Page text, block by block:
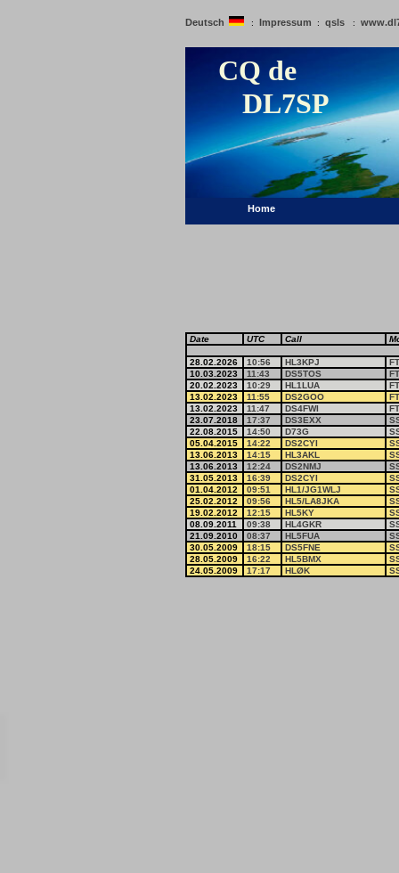
Deutsch : Impressum : qsls :
CQ de
DL7SP
Home
Date UTC Call
28.02.2026 10:56 HL3KPJ
10.03.2023
11:43 DS5TOS
20.02.2023
10:29 HL1LUA
13.02.2023
11:55 DS2GOO
13.02.2023
11:47 DS4FWI
23.07.2018
17:37 DS3EXX
22.08.2015
14:50 D73G
05.04.2015
14:22 DS2CYI
13.06.2013
14:15 HL3AKL
13.06.2013
12:24 DS2NMJ
31.05.2013
16:39 DS2CYI
01.04.2012
09:51 HL1/JG1WLJ
25.02.2012
09:56 HL5/LA8JKA
19.02.2012
12:15 HL5KY
08.09.2011
09:38 HL4GKR
21.09.2010
08:37 HL5FUA
30.05.2009
18:15 DS5FNE
28.05.2009
16:22 HL5BMX
24.05.2009
17:17 HLØK